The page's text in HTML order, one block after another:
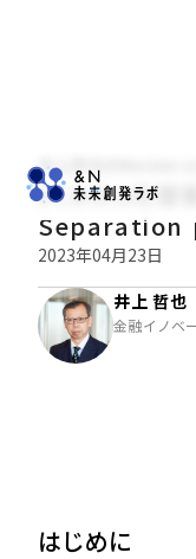
井上哲也のReview
ECBの3月理
Separation
2023年04月23日
井上 哲也
金融イノベ
はじめに